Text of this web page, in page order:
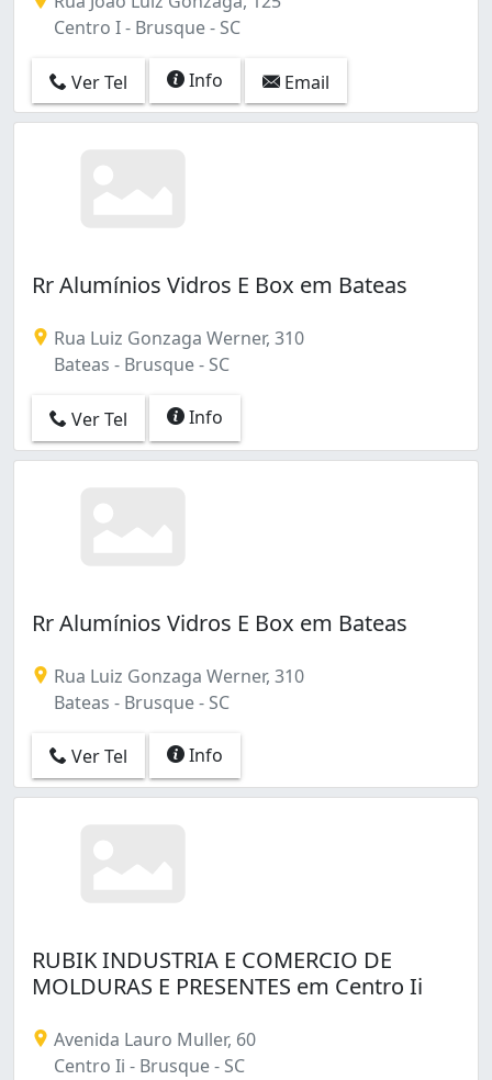
Centro I - Brusque - SC
Ver Tel Info Email
Rr Alumínios Vidros E Box em Bateas
Rua Luiz Gonzaga Werner, 310
Bateas - Brusque - SC
Ver Tel Info
Rr Alumínios Vidros E Box em Bateas
Rua Luiz Gonzaga Werner, 310
Bateas - Brusque - SC
Ver Tel Info
RUBIK INDUSTRIA E COMERCIO DE
MOLDURAS E PRESENTES em Centro Ii
Avenida Lauro Muller, 60
Centro Ii - Brusque - SC